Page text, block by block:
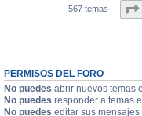
567 temas
PERMISOS DEL FORO
No puedes abrir nuevos temas
No puedes responder a temas
No puedes editar sus mensajes